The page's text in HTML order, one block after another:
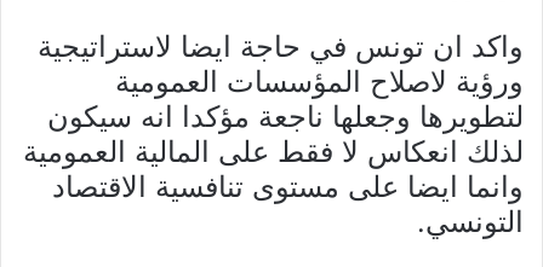
واكد ان تونس في حاجة ايضا لاستراتيجية
ورؤية لاصلاح المؤسسات العمومية
لتطويرها وجعلها ناجعة مؤكدا انه سيكون
لذلك انعكاس لا فقط على المالية العمومية
وانما ايضا على مستوى تنافسية الاقتصاد
التونسي.